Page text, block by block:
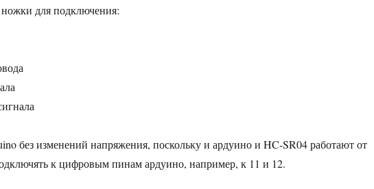
ножки для подключения:
без изменений напряжения, поскольку и ардуино и HC-SR04 работают от
к цифровым пинам ардуино, например, к 11 и 12.